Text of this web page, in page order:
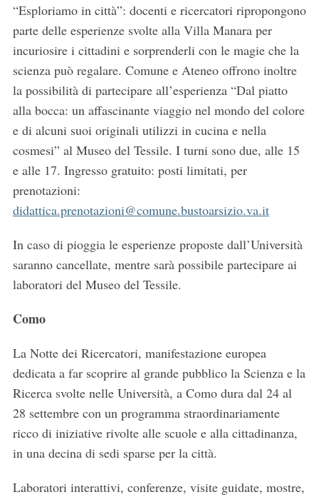
“Esploriamo in città”: docenti e ricercatori ripropongono
parte delle esperienze svolte alla Villa Manara per
incuriosire i cittadini e sorprenderli con le magie che la
scienza può regalare. Comune e Ateneo offrono inoltre
la possibilità di partecipare all’esperienza “Dal piatto
alla bocca: un affascinante viaggio nel mondo del colore
e di alcuni suoi originali utilizzi in cucina e nella
cosmesi” al Museo del Tessile. I turni sono due, alle 15
e alle 17. Ingresso gratuito: posti limitati, per
prenotazioni:
didattica.prenotazioni@comune.bustoarsizio.va.it
In caso di pioggia le esperienze proposte dall’Università
saranno cancellate, mentre sarà possibile partecipare ai
laboratori del Museo del Tessile.
Como
La Notte dei Ricercatori, manifestazione europea
dedicata a far scoprire al grande pubblico la Scienza e la
Ricerca svolte nelle Università, a Como dura dal 24 al
28 settembre con un programma straordinariamente
ricco di iniziative rivolte alle scuole e alla cittadinanza,
in una decina di sedi sparse per la città.
Laboratori interattivi, conferenze, visite guidate, mostre,
S
a
c
h
f